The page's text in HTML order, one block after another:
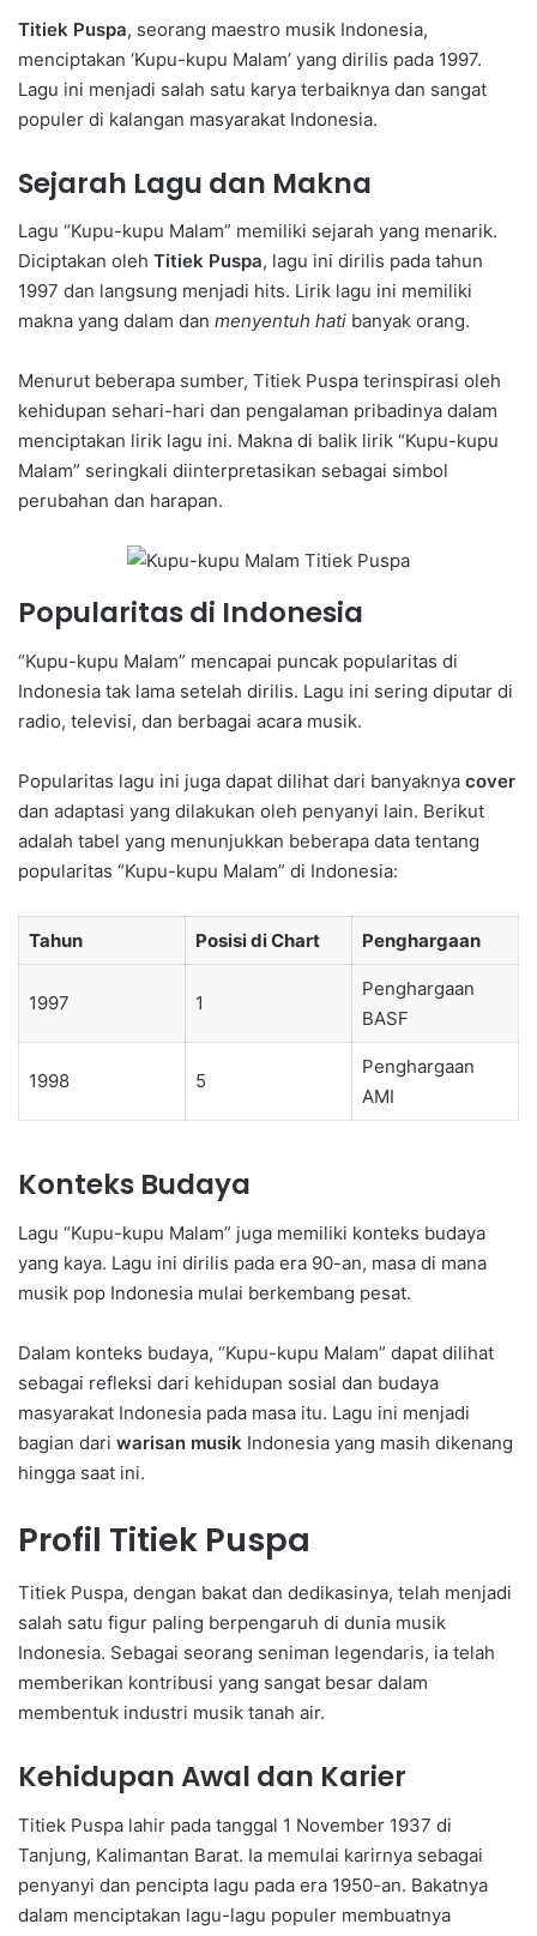
Titiek Puspa, seorang maestro musik Indonesia,
menciptakan ‘Kupu-kupu Malam’ yang dirilis pada 1997.
Lagu ini menjadi salah satu karya terbaiknya dan sangat
populer di kalangan masyarakat Indonesia.
Sejarah Lagu dan Makna
Lagu “Kupu-kupu Malam” memiliki sejarah yang menarik.
Diciptakan oleh Titiek Puspa, lagu ini dirilis pada tahun
1997 dan langsung menjadi hits. Lirik lagu ini memiliki
makna yang dalam dan menyentuh hati banyak orang.
Menurut beberapa sumber, Titiek Puspa terinspirasi oleh
kehidupan sehari-hari dan pengalaman pribadinya dalam
menciptakan lirik lagu ini. Makna di balik lirik “Kupu-kupu
Malam” seringkali diinterpretasikan sebagai simbol
perubahan dan harapan.
Popularitas di Indonesia
“Kupu-kupu Malam” mencapai puncak popularitas di
Indonesia tak lama setelah dirilis. Lagu ini sering diputar di
radio, televisi, dan berbagai acara musik.
Popularitas lagu ini juga dapat dilihat dari banyaknya cover
dan adaptasi yang dilakukan oleh penyanyi lain. Berikut
adalah tabel yang menunjukkan beberapa data tentang
popularitas “Kupu-kupu Malam” di Indonesia:
Tahun Posisi di Chart Penghargaan
1997 1
Penghargaan
BASF
1998 5
Penghargaan
AMI
Konteks Budaya
Lagu “Kupu-kupu Malam” juga memiliki konteks budaya
yang kaya. Lagu ini dirilis pada era 90-an, masa di mana
musik pop Indonesia mulai berkembang pesat.
Dalam konteks budaya, “Kupu-kupu Malam” dapat dilihat
sebagai refleksi dari kehidupan sosial dan budaya
masyarakat Indonesia pada masa itu. Lagu ini menjadi
bagian dari warisan musik Indonesia yang masih dikenang
hingga saat ini.
Profil Titiek Puspa
Titiek Puspa, dengan bakat dan dedikasinya, telah menjadi
salah satu figur paling berpengaruh di dunia musik
Indonesia. Sebagai seorang seniman legendaris, ia telah
memberikan kontribusi yang sangat besar dalam
membentuk industri musik tanah air.
Kehidupan Awal dan Karier
Titiek Puspa lahir pada tanggal 1 November 1937 di
Tanjung, Kalimantan Barat. Ia memulai karirnya sebagai
penyanyi dan pencipta lagu pada era 1950-an. Bakatnya
dalam menciptakan lagu-lagu populer membuatnya